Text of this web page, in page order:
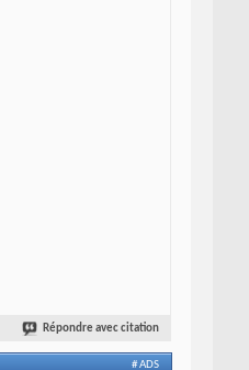
Répondre avec citation
# ADS